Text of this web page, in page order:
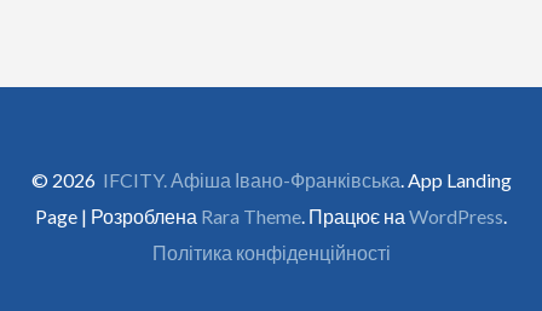
© 2026 IFCITY. Афіша Івано-Франківська . App Landing
Page | Розроблена Rara Theme . Працює на WordPress
Політика конфіденційності